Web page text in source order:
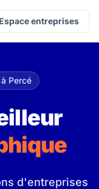
Espace entreprises
Percé
d'entreprises